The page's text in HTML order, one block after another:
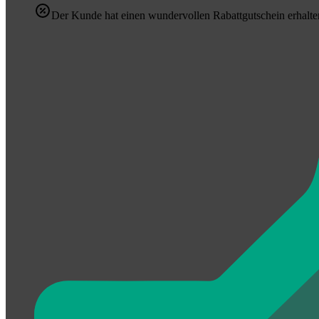
Der Kunde hat einen wundervollen Rabattgutschein